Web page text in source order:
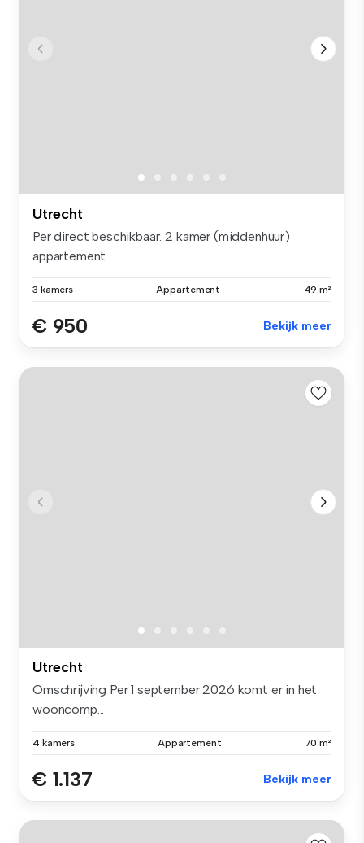
Utrecht
Per direct beschikbaar. 2 kamer (middenhuur)
appartement ...
3 kamers Appartement 49 m²
€ 950 Bekijk meer
Utrecht
Omschrijving Per 1 september 2026 komt er in het
wooncomp...
4 kamers Appartement 70 m²
€ 1.137 Bekijk meer